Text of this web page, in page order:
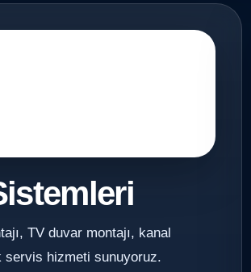
TV duvar montajı, kanal
servis hizmeti sunuyoruz.